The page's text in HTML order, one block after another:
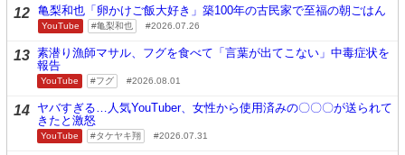
12 亀梨和也「卵かけご飯大好き」築100年の古民家で至福の朝ごはん
YouTube 亀梨和也 2026.07.26
13 素潜り漁師マサル、フグを食べて「言葉が出てこない」中毒症状を
報告
YouTube フグ 2026.08.01
14 ヤバすぎる…人気YouTuber、女性から使用済みの〇〇〇が送られて
きたと激怒
YouTube タケヤキ翔 2026.07.31